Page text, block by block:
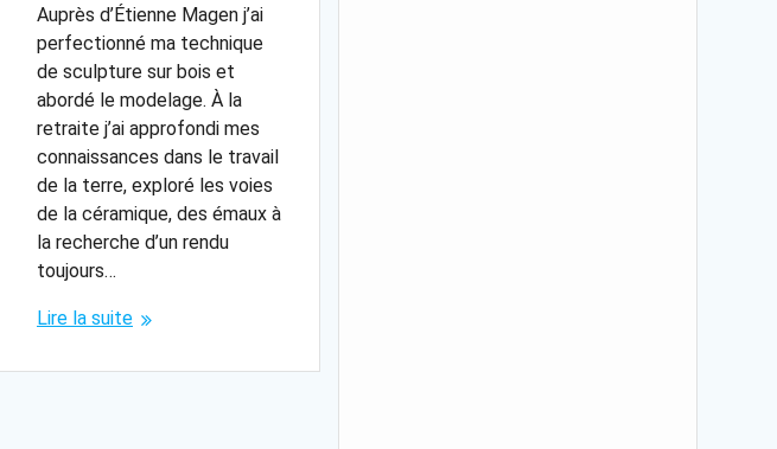
Auprès d’Étienne Magen j’ai
perfectionné ma technique
de sculpture sur bois et
abordé le modelage. À la
retraite j’ai approfondi mes
connaissances dans le travail
de la terre, exploré les voies
de la céramique, des émaux à
la recherche d’un rendu
toujours…
Lire la suite